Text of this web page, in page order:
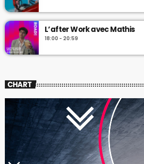
L’after Work avec Mathis
18:00 - 20:59
CHART